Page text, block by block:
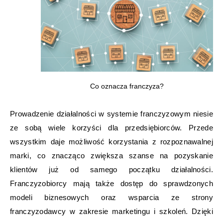
Co oznacza franczyza?
Prowadzenie działalności w systemie franczyzowym niesie
ze sobą wiele korzyści dla przedsiębiorców. Przede
wszystkim daje możliwość korzystania z rozpoznawalnej
marki, co znacząco zwiększa szanse na pozyskanie
klientów już od samego początku działalności.
Franczyzobiorcy mają także dostęp do sprawdzonych
modeli biznesowych oraz wsparcia ze strony
franczyzodawcy w zakresie marketingu i szkoleń. Dzięki